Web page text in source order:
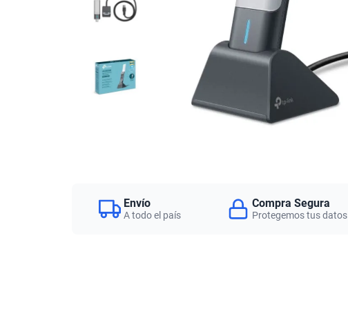
Envío
A todo el país
Compra Segura
Protegemos tus datos